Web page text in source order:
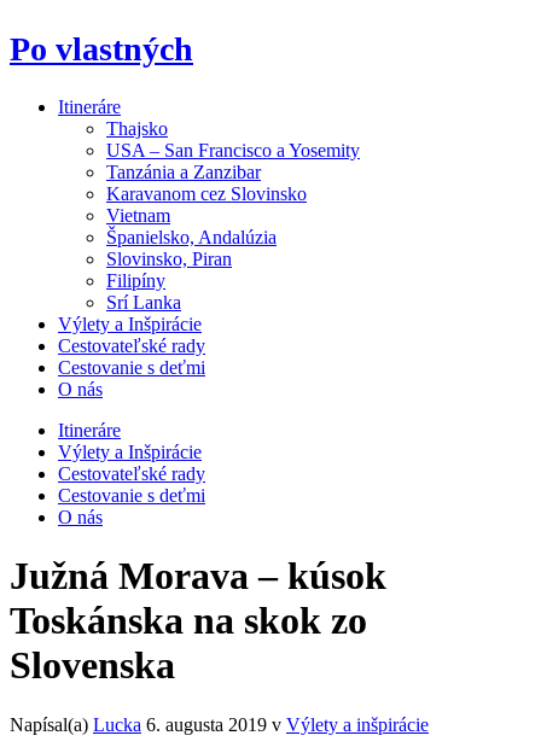
Po vlastných
Itineráre
Thajsko
USA – San Francisco a Yosemity
Tanzánia a Zanzibar
Karavanom cez Slovinsko
Vietnam
Španielsko, Andalúzia
Slovinsko, Piran
Filipíny
Srí Lanka
Výlety a Inšpirácie
Cestovateľské rady
Cestovanie s deťmi
O nás
Itineráre
Výlety a Inšpirácie
Cestovateľské rady
Cestovanie s deťmi
O nás
Južná Morava – kúsok
Toskánska na skok zo
Slovenska
Napísal(a) Lucka 6. augusta 2019 v Výlety a inšpirácie